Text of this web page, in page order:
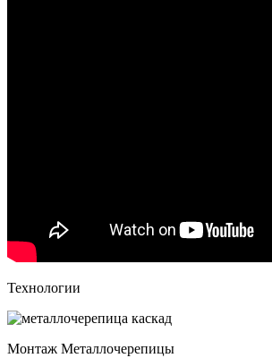
Технологии
Монтаж Металлочерепицы